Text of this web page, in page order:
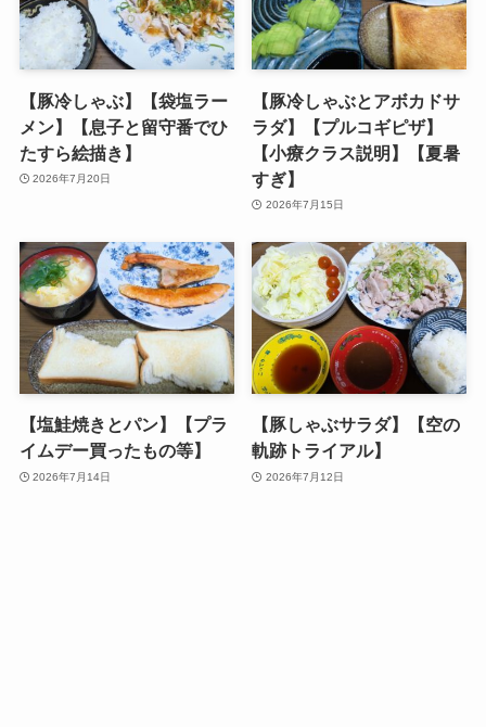
【豚冷しゃぶ】【袋塩ラー
メン】【息子と留守番でひ
たすら絵描き】
2026年7月20日
【豚冷しゃぶとアボカドサ
ラダ】【プルコギピザ】
【小療クラス説明】【夏暑
すぎ】
2026年7月15日
【塩鮭焼きとパン】【プラ
イムデー買ったもの等】
2026年7月14日
【豚しゃぶサラダ】【空の
軌跡トライアル】
2026年7月12日